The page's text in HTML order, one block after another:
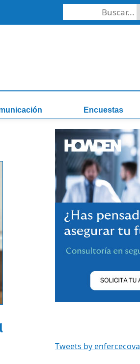
Encuestas
Tweets by enfercecova